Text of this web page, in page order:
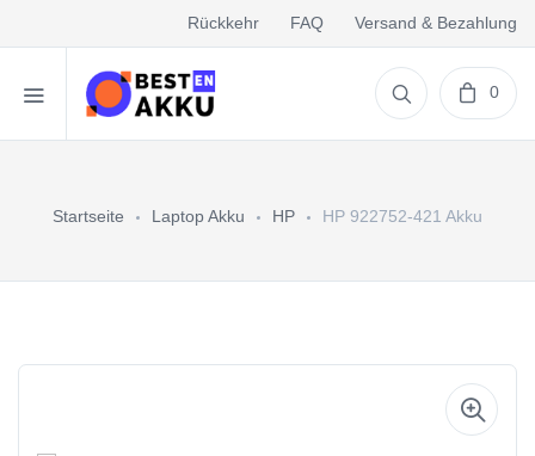
Rückkehr FAQ Versand & Bezahlung
0
Startseite Laptop Akku HP HP 922752-421 Akku